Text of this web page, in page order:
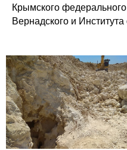
Крымского
Вернадского и